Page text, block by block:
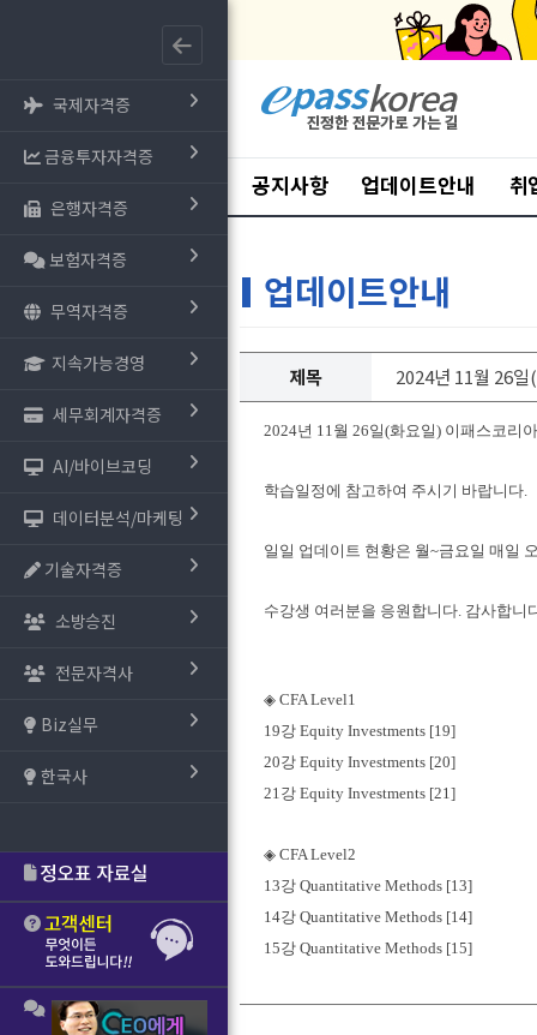
국제자격증
금융투자자격증
은행자격증
보험자격증
무역자격증
지속가능경영
세무회계자격증
AI/바이브코딩
데이터분석/마케팅
기술자격증
소방승진
전문자격사
Biz실무
한국사
공지사항 업데이트안내 취
업데이트안내
제목 2024년 11월 26
2024년 11월 26일(화요일) 이패스코리
학습일정에 참고하여 주시기 바랍니다.
일일 업데이트 현황은 월~금요일 매일
수강생 여러분을 응원합니다. 감사합니
◈ CFA Level1
19강 Equity Investments [19]
20강 Equity Investments [20]
21강 Equity Investments [21]
◈ CFA Level2
13강 Quantitative Methods [13]
14강 Quantitative Methods [14]
15강 Quantitative Methods [15]